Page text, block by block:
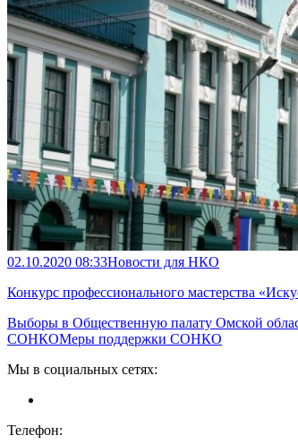
02.10.2020 08:33Новости для НКО
Конкурс профессионального мастерства
Выборы в Общественную палату Омской
СОНКОМеры поддержки СОНКО
Мы в социальных сетях:
Телефон: